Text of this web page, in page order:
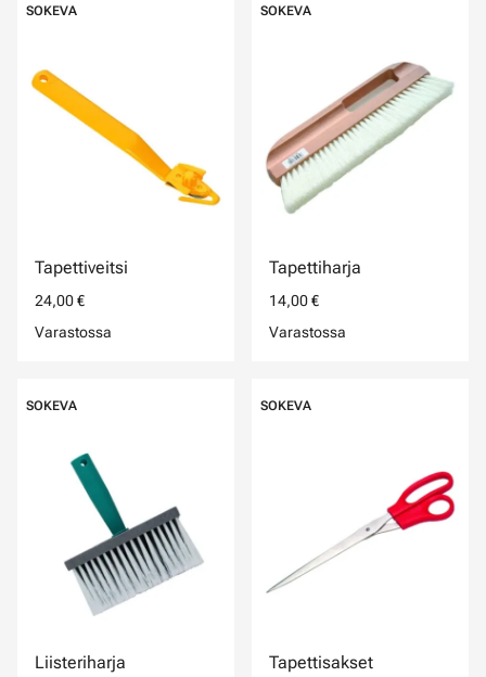
SOKEVA
Tapettiveitsi
24,00 €
Varastossa
SOKEVA
Tapettiharja
14,00 €
Varastossa
SOKEVA
Liisteriharja
SOKEVA
Tapettisakset